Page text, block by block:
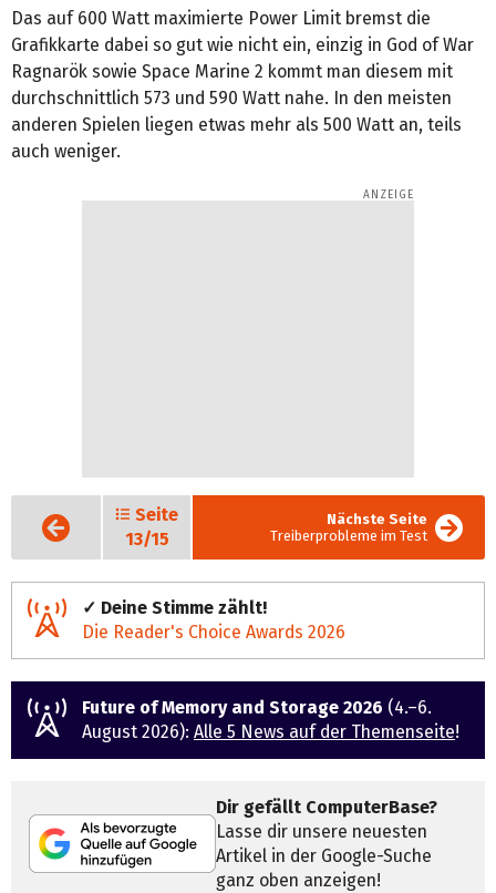
Das auf 600 Watt maximierte Power Limit bremst die
Grafikkarte dabei so gut wie nicht ein, einzig in God of War
Ragnarök sowie Space Marine 2 kommt man diesem mit
durchschnittlich 573 und 590 Watt nahe. In den meisten
anderen Spielen liegen etwas mehr als 500 Watt an, teils
auch weniger.
Vorige
Seite
Seite
13/15
Nächste Seite
Treiberprobleme im Test
✓ Deine Stimme zählt!
Die Reader's Choice Awards 2026
Future of Memory and Storage 2026 (4.–6.
August 2026): Alle 5 News auf der Themenseite!
Dir gefällt ComputerBase?
Lasse dir unsere neuesten
Artikel in der Google-Suche
ganz oben anzeigen!